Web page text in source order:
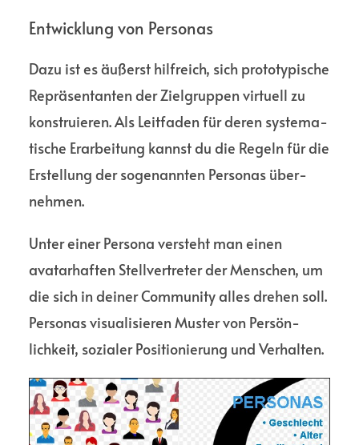
Entwick­lung von Personas
Dazu ist es äußerst hilf­reich, sich proto­typische
Repräsen­tanten der Ziel­gruppen virtuell zu
konstru­ieren. Als Leit­faden für deren systema­
tische Erarbei­tung kannst du die Regeln für die
Erstellung der sogenannten Personas über­
nehmen.
Unter einer Persona versteht man einen
avatar­haften Stell­vertreter der Menschen, um
die sich in deiner Commu­nity alles drehen soll.
Personas visuali­sieren Muster von Persön­
lichkeit, sozialer Positio­nierung und Verhalten.